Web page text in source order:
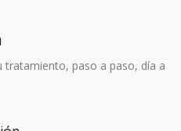
tratamiento, paso a paso, día a